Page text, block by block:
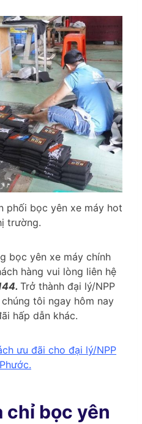
phối bọc yên xe máy hot
trường.
bọc yên xe máy chính
hàng vui lòng liên hệ
Trở thành đại lý/NPP
tôi ngay hôm nay
hấp dẫn khác.
ưu đãi cho đại lý/NPP
chỉ bọc yên